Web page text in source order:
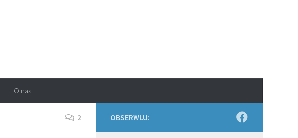
O nas
2 OBSERWUJ: